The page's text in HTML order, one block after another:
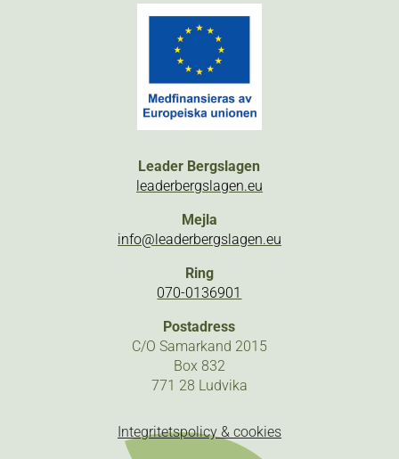
Leader Bergslagen
leaderbergslagen.eu
Mejla
info@leaderbergslagen.eu
Ring
070-0136901
Postadress
C/O Samarkand 2015
Box 832
771 28 Ludvika
Integritetspolicy & cookies